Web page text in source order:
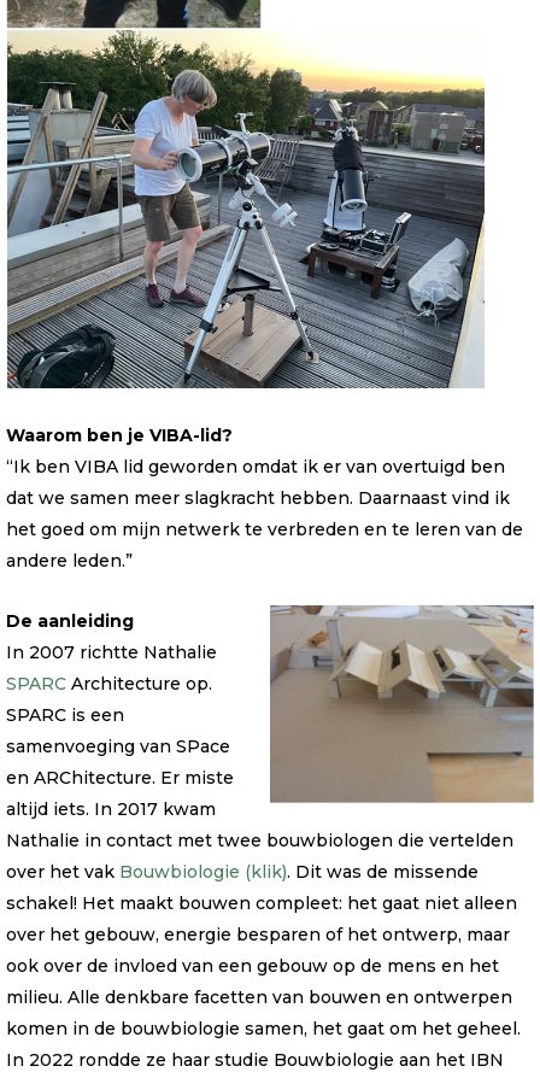
Waarom ben je VIBA-lid?
“Ik ben VIBA lid geworden omdat ik er van overtuigd ben
dat we samen meer slagkracht hebben. Daarnaast vind ik
het goed om mijn netwerk te verbreden en te leren van de
andere leden.”
De aanleiding
In 2007 richtte Nathalie
SPARC Architecture op.
SPARC is een
samenvoeging van SPace
en ARChitecture. Er miste
altijd iets. In 2017 kwam
Nathalie in contact met twee bouwbiologen die vertelden
over het vak Bouwbiologie (klik). Dit was de missende
schakel! Het maakt bouwen compleet: het gaat niet alleen
over het gebouw, energie besparen of het ontwerp, maar
ook over de invloed van een gebouw op de mens en het
milieu. Alle denkbare facetten van bouwen en ontwerpen
komen in de bouwbiologie samen, het gaat om het geheel.
In 2022 rondde ze haar studie Bouwbiologie aan het IBN